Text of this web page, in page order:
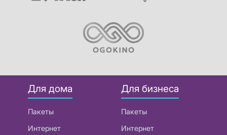
Для дома
Пакеты
Интернет
Для бизнеса
Пакеты
Интернет